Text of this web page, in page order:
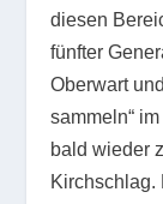
diesen
fünfter
Oberwart
sammeln“
bald wieder
Kirchschlag.